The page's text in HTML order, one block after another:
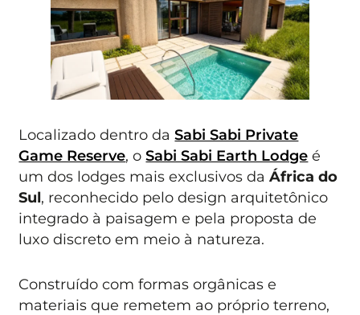
Localizado dentro daSabi Sabi Private
Game Reserve, oSabi Sabi Earth Lodge é
um dos lodges mais exclusivos daÁfrica do
Sul, reconhecido pelo design arquitetônico
integrado à paisagem e pela proposta de
luxo discreto em meio à natureza.
Construído com formas orgânicas e
materiais que remetem ao próprio terreno,